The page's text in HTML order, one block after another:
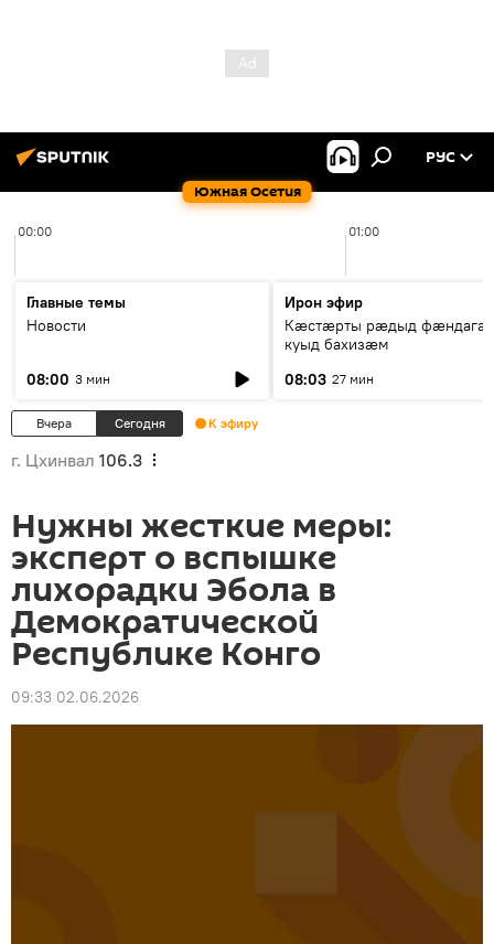
Южная Осетия
РУС
00:00 01:00
Главные темы
Новости
08:00 3 мин
Ирон эфир
Кæстæрты рæдыд
куыд бахизæм
08:03 27 мин
Вчера Сегодня К эфиру
г. Цхинвал 106.3
Нужны жесткие меры:
эксперт о вспышке
лихорадки Эбола в
Демократической
Республике Конго
09:33 02.06.2026